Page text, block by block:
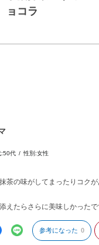
ョコラ
:50代 性別:女性
茶の味がしてまったりコク
えたらさらに美味しかった
参考になった 0